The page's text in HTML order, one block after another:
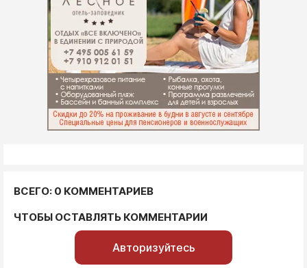
ВСЕГО: 0 КОММЕНТАРИЕВ
ЧТОБЫ ОСТАВЛЯТЬ КОММЕНТАРИИ
Авторизуйтесь